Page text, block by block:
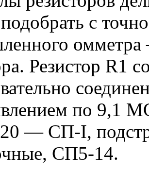
подобрать с
омметра
Резистор R1
по 9,1
— СП-I,
СП5-14.